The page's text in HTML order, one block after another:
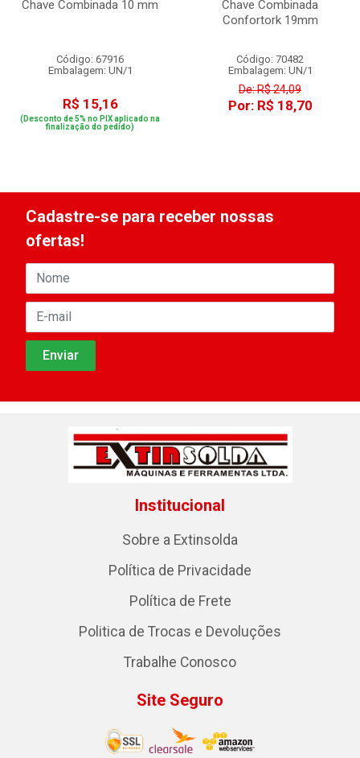
Chave Combinada 10 mm
Código: 67916
Embalagem: UN/1
R$ 15,16
(Desconto de 5% no PIX aplicado na
finalização do pedido)
Chave Combinada
Confortork 19mm
Código: 70482
Embalagem: UN/1
De: R$ 24,09
Por: R$ 18,70
Cadastre-se para receber nossas
ofertas!
Institucional
Sobre a Extinsolda
Política de Privacidade
Política de Frete
Politica de Trocas e Devoluções
Trabalhe Conosco
Site Seguro